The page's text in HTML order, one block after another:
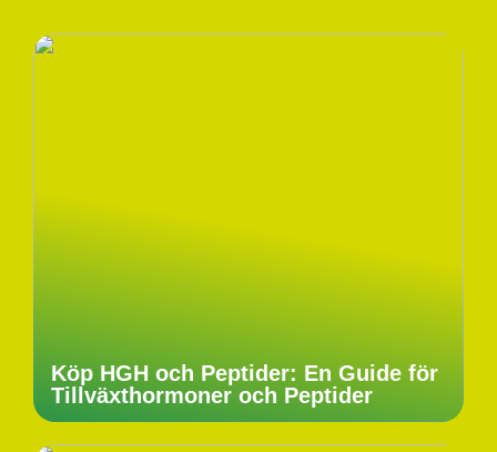
Köp HGH och Peptider: En Guide för
Tillväxthormoner och Peptider